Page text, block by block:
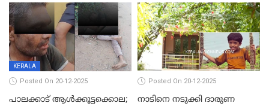
മോഹൻലാൽ
KERALA
Posted On 20-12-2025
പാലക്കാട് ആൾക്കൂട്ടക്കൊല;
Posted On 20-12-2025
നാടിനെ നടുക്കി ദാരുണ